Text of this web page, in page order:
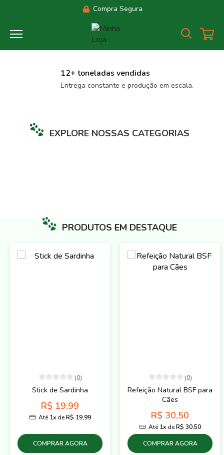
Compra Segura
12+ toneladas vendidas
Entrega constante e produção em escala.
EXPLORE NOSSAS CATEGORIAS
PRODUTOS EM DESTAQUE
(0)
Stick de Sardinha
R$ 19,99
Até1xdeR$ 19,99
COMPRAR AGORA
(0)
Refeição Natural BSF para
Cães
R$ 30,50
Até1xdeR$ 30,50
COMPRAR AGORA